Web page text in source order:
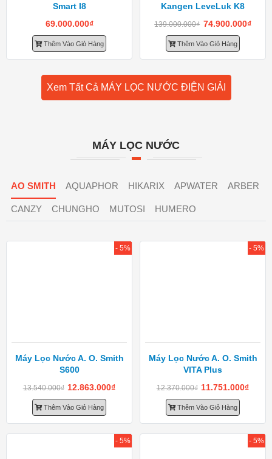
Smart I8
69.000.000₫
Thêm Vào Giỏ Hàng
Kangen LeveLuk K8
139.000.000₫ 74.900.000₫
Thêm Vào Giỏ Hàng
Xem Tất Cả MÁY LỌC NƯỚC ĐIỆN GIẢI
MÁY LỌC NƯỚC
AO SMITH AQUAPHOR HIKARIX APWATER ARBER
CANZY CHUNGHO MUTOSI HUMERO
Máy Lọc Nước A. O. Smith
S600
13.540.000₫ 12.863.000₫
Thêm Vào Giỏ Hàng
- 5%
Máy Lọc Nước A. O. Smith
VITA Plus
12.370.000₫ 11.751.000₫
Thêm Vào Giỏ Hàng
- 5%
- 5% - 5%